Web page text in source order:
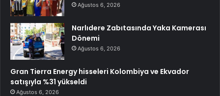
Ağustos 6, 2026
Narlıdere Zabıtasında Yaka Kamerası
Dönemi
Ağustos 6, 2026
Gran Tierra Energy hisseleri Kolombiya ve Ekvador
satışıyla %31 yükseldi
Ağustos 6, 2026